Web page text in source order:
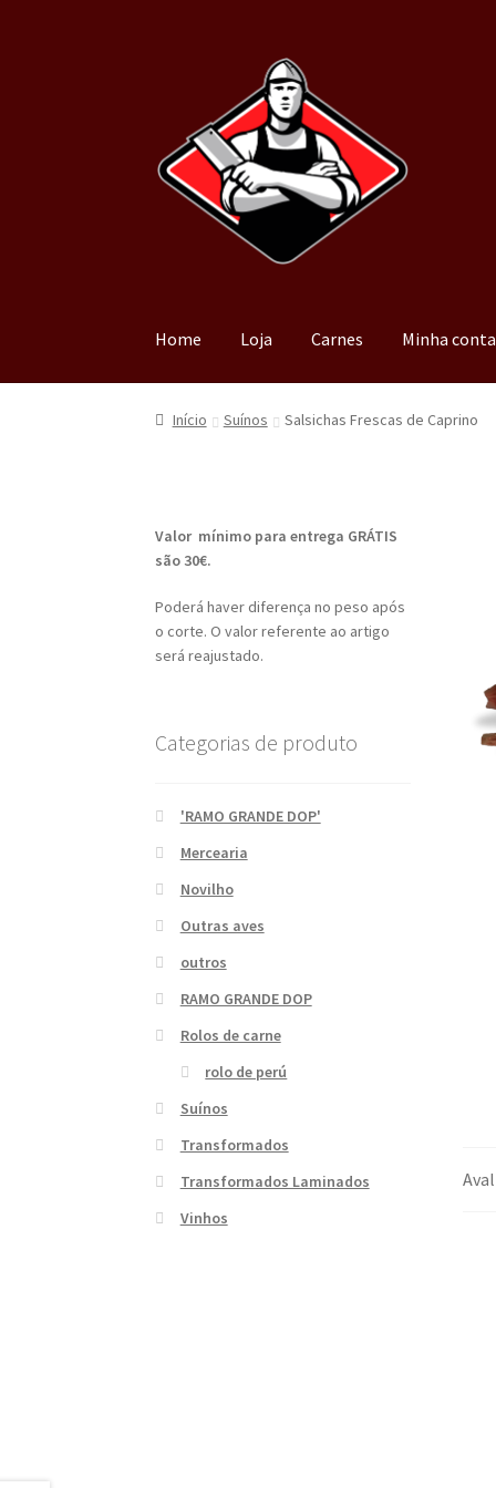
Home Loja Carnes Minha conta
Início Suínos Salsichas Frescas de Caprino
Valor mínimo para entrega GRÁTIS
são 30€.
Poderá haver diferença no peso após
o corte. O valor referente ao artigo
será reajustado.
Categorias de produto
'RAMO GRANDE DOP'
Mercearia
Novilho
Outras aves
outros
RAMO GRANDE DOP
Rolos de carne
rolo de perú
Suínos
Transformados
Transformados Laminados
Vinhos